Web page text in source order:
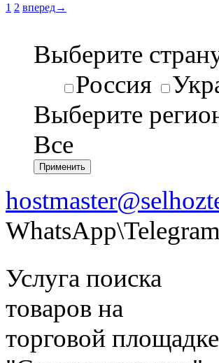
1 2 вперед→
Выберите
Россия
Выберите
Все
WhatsApp\Telegram
Услуга поиска
товаров на
торговой площадке